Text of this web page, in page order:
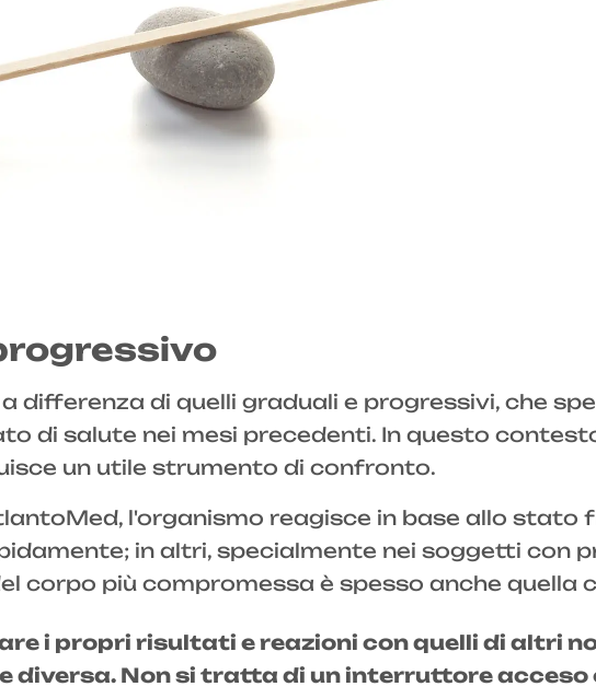
di quelli graduali e progressivi, che
di salute nei mesi precedenti. In questo
un utile strumento di confronto.
l'organismo reagisce in base allo stato
in altri, specialmente nei soggetti con
corpo più compromessa è spesso anche quella
i propri risultati e reazioni con quelli di altri
diversa. Non si tratta di un interruttore acceso